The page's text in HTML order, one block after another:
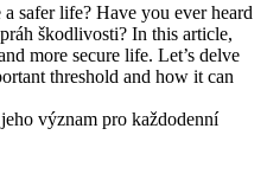
safer life? Have you ever heard
škodlivosti? In this article,
more secure life. Let’s delve
threshold and how it can